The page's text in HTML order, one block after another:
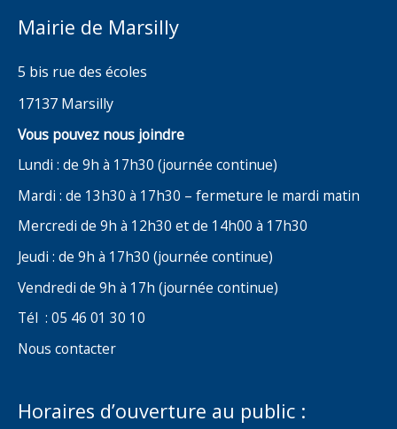
Mairie de Marsilly
5 bis rue des écoles
17137 Marsilly
Vous pouvez nous joindre
Lundi : de 9h à 17h30 (journée continue)
Mardi : de 13h30 à 17h30 – fermeture le mardi matin
Mercredi de 9h à 12h30 et de 14h00 à 17h30
Jeudi : de 9h à 17h30 (journée continue)
Vendredi de 9h à 17h (journée continue)
Tél : 05 46 01 30 10
Nous contacter
Horaires d’ouverture au public :